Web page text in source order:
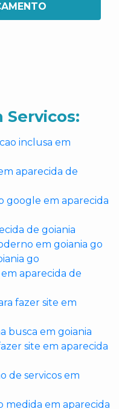
inclusa em
aparecida de
google em aparecida
de goiania
em goiania go
go
aparecida de
fazer site em
busca em goiania
site em aparecida
de servicos em
medida em aparecida